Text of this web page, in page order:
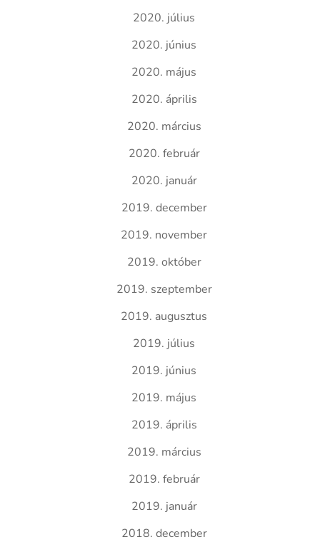
2020. július
2020. június
2020. május
2020. április
2020. március
2020. február
2020. január
2019. december
2019. november
2019. október
2019. szeptember
2019. augusztus
2019. július
2019. június
2019. május
2019. április
2019. március
2019. február
2019. január
2018. december